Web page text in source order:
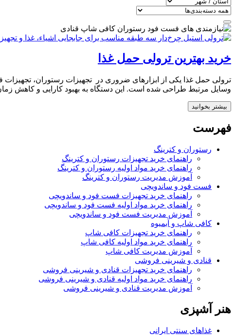
خرید بهترین ترولی حمل غذا
ترولی حمل غذا یکی از ابزارهای ضروری در تجهیزات رستوران‌،
وسایل مرتبط طراحی شده است. این دستگاه به بهبود کارایی و کاهش
بیشتر بخوانید
فهرست
رستوران و کترینگ
راهنمای خرید تجهیزات رستوران و کترینگ
راهنمای خرید مواد اولیه رستوران و کترینگ
آموزش مدیریت رستوران و کترینگ
فست فود و ساندویچی
راهنمای خرید تجهیزات فست فود و ساندویچی
راهنمای خرید مواد اولیه فست فود و ساندویچی
آموزش مدیریت فست فود و ساندویچی
کافی شاپ و آبمیوه
راهنمای خرید تجهیزات کافی شاپ
راهنمای خرید مواد اولیه کافی‌ شاپ‌
آموزش مدیریت کافی شاپ
قنادی و شیرینی فروشی
راهنمای خرید تجهیزات قنادی و شیرینی فروشی
راهنمای خرید مواد اولیه قنادی و شیرینی فروشی
آموزش مدیریت قنادی و شیرینی فروشی
هنر آشپزی
غذاهای سنتی ایرانی